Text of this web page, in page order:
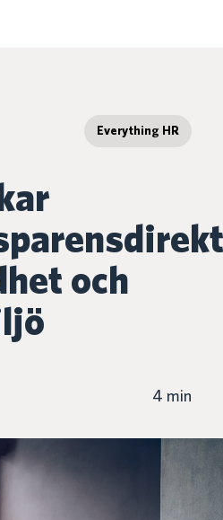
Everything HR
och
4 min